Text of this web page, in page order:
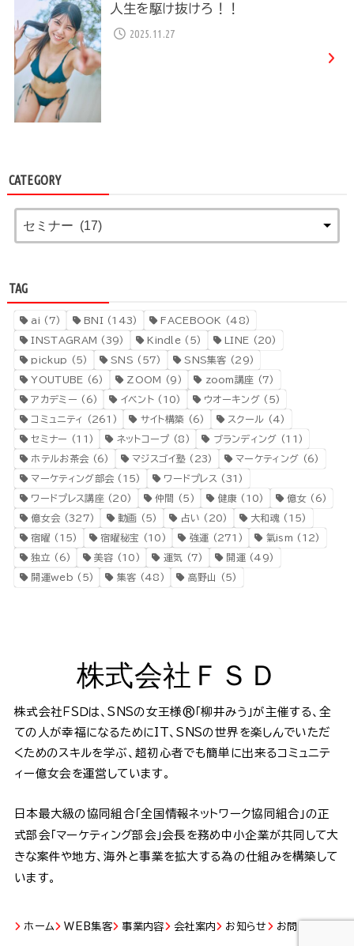
人生を駆け抜けろ！！
2025.11.27
CATEGORY
TAG
ai (7) BNI(143) FACEBOOK (48)
INSTAGRAM (39) Kindle (5) LINE (20)
pickup (5) SNS (57) SNS集客 (29)
YOUTUBE (6) ZOOM (9) zoom講座 (7)
アカデミー (6) イベント (10) ウオーキング (5)
コミュニティ (261) サイト構築 (6) スクール (4)
セミナー (11) ネットコープ (8) ブランディング (11)
ホテルお茶会 (6) マジスゴイ塾(23) マーケティング (6)
マーケティング部会 (15) ワードプレス (31)
ワードプレス講座(20) 仲間 (5) 健康 (10) 億女(6)
億女会 (327) 動画 (5) 占い (20) 大和魂 (15)
宿曜 (15) 宿曜秘宝 (10) 強運 (271) 氣ism (12)
独立 (6) 美容 (10) 運気 (7) 開運(49)
開運web (5) 集客 (48) 高野山 (5)
株式会社ＦＳＤ
株式会社ＦＳＤは、SNSの女王様®️「柳井みう」が主催する、全
ての人が幸福になるためにIT、SNSの世界を楽しんでいただ
くためのスキルを学ぶ、超初心者でも簡単に出来るコミュニテ
ィー億女会を運営しています。
日本最大級の協同組合「全国情報ネットワーク協同組合」の正
式部会「マーケティング部会」会長を務め中小企業が共同して大
きな案件や地方、海外と事業を拡大する為の仕組みを構築して
います。
ホーム WEB集客 事業内容 会社案内 お知らせ お問い合わせ